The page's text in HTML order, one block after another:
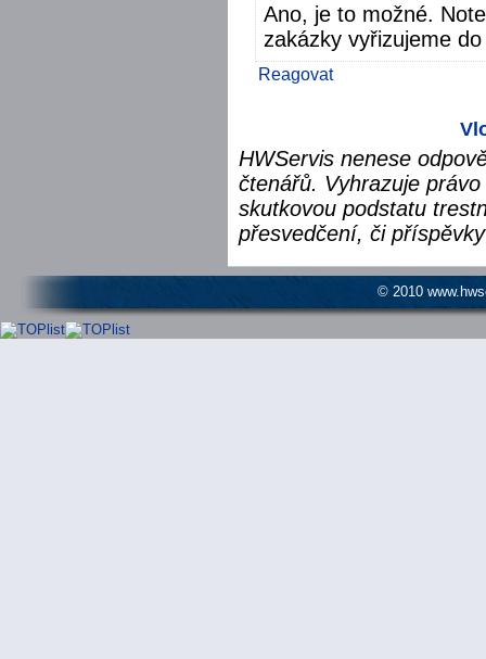
Ano, je to možné.
zakázky vyřizujeme
Reagovat
HWServis nenese
čtenářů. Vyhrazuje
skutkovou podstatu
přesvedčení, či
© 2010